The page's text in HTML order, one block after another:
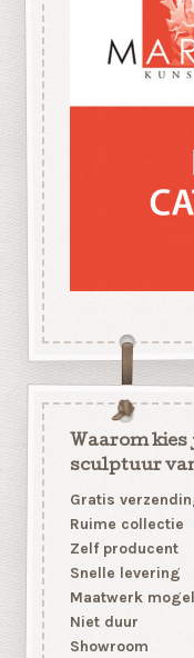
Waarom kies
sculptuur
Gratis
Ruime collectie
Zelf producent
Snelle levering
Maatwerk
Niet duur
Showroom